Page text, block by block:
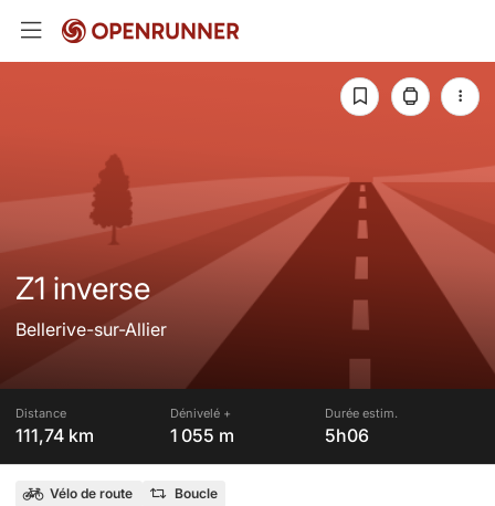
Z1 inverse
Bellerive-sur-Allier
Distance
111,74 km
Dénivelé +
1 055 m
Durée estim.
5h06
Vélo de route Boucle